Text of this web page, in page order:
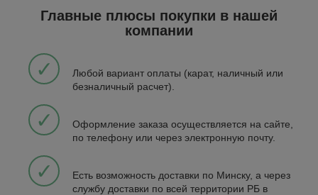
Главные плюсы покупки в нашей
компании
✓
Любой вариант оплаты (карат, наличный или
безналичный расчет).
✓
Оформление заказа осуществляется на сайте,
по телефону или через электронную почту.
✓
Есть возможность доставки по Минску, а через
службу доставки по всей территории РБ в